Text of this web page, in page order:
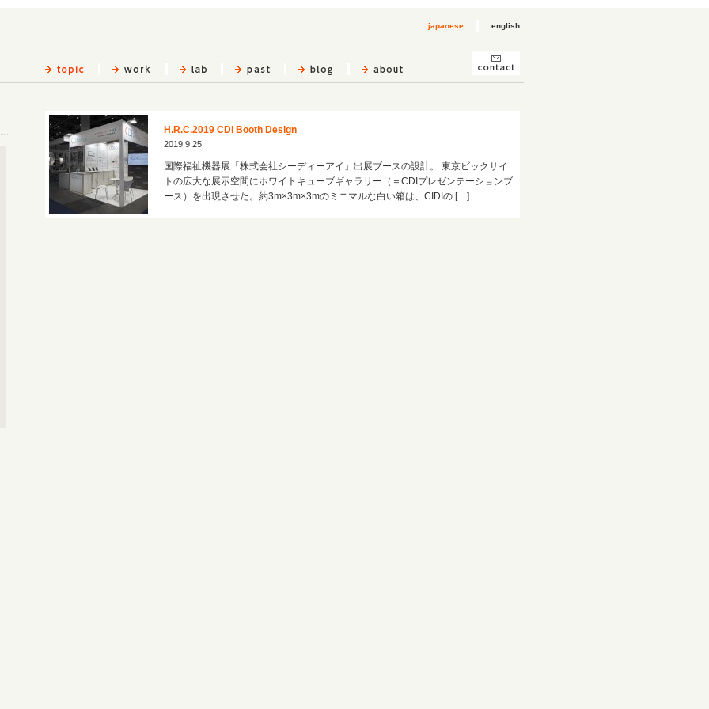
japanese english
H.R.C.2019 CDI Booth Design
2019.9.25
国際福祉機器展「株式会社シーディーアイ」出展ブースの設計。 東京ビックサイ
トの広大な展示空間にホワイトキューブギャラリー（＝CDIプレゼンテーションブ
ース）を出現させた。約3m×3m×3mのミニマルな白い箱は、CIDIの […]